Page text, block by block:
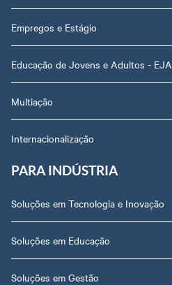
Empregos e Estágio
Educação de Jovens e Adultos - EJA
Multiação
Internacionalização
PARA INDÚSTRIA
Soluções em Tecnologia e Inovação
Soluções em Educação
Soluções em Gestão